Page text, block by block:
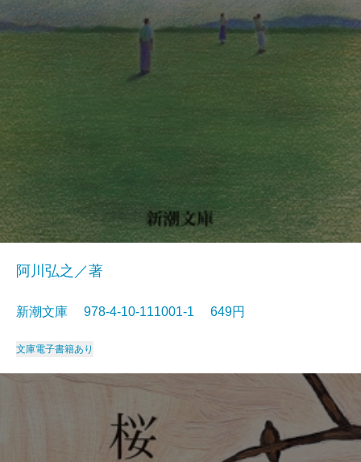
阿川弘之／著
新潮文庫 978-4-10-111001-1 649円
文庫電子書籍あり